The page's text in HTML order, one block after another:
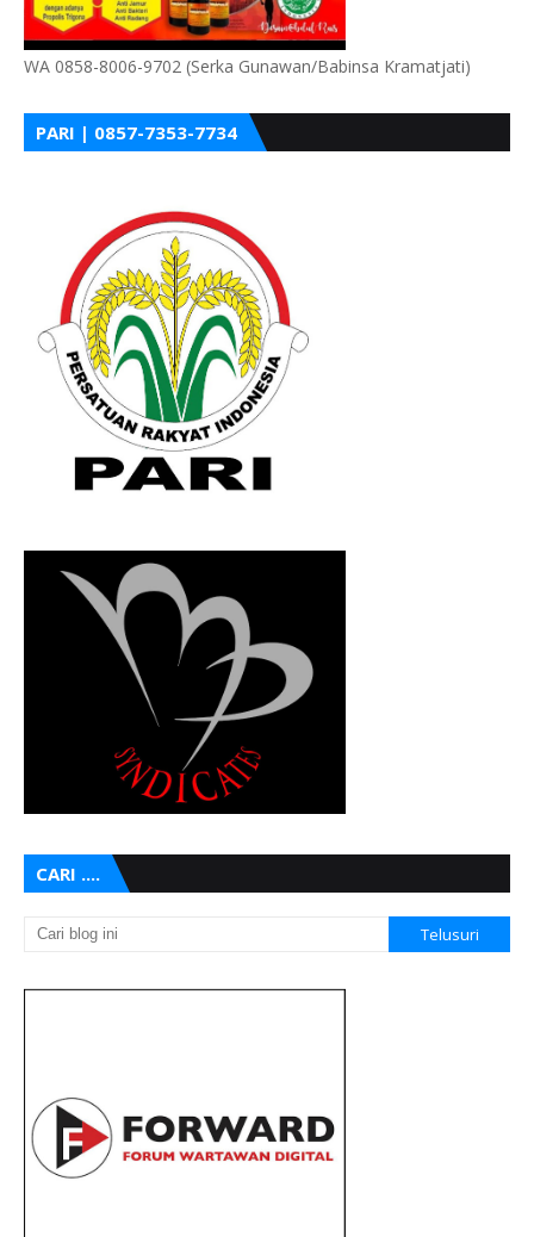
WA 0858-8006-9702 (Serka Gunawan/Babinsa Kramatjati)
PARI | 0857-7353-7734
CARI ....